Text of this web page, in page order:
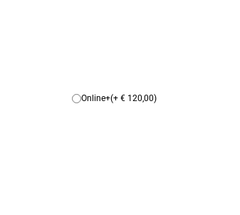
Online+(+ € 120,00)